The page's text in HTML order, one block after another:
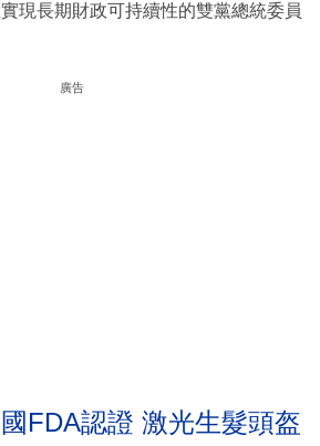
現長期財政可持續性的雙黨總統委員
廣告
FDA認證 激光生髮頭盔